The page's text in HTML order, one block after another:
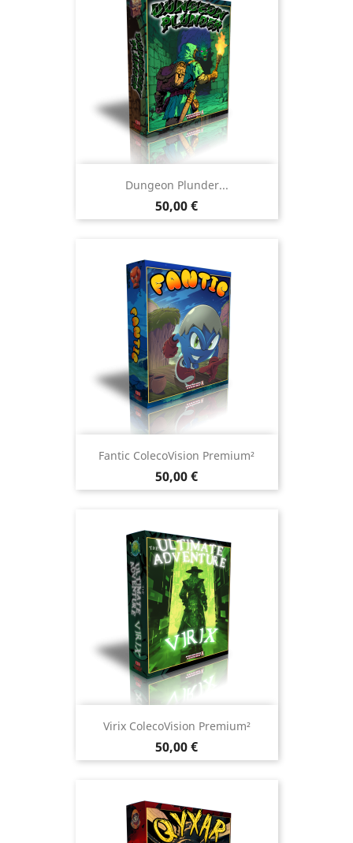
Dungeon Plunder...
Prix
50,00 €
Fantic ColecoVision Premium²
Prix
50,00 €
Virix ColecoVision Premium²
Prix
50,00 €